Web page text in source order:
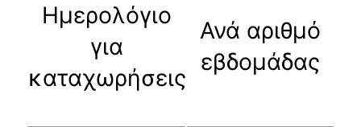
Ημερολόγιο
για
καταχωρήσεις
Ανά αριθμό
εβδομάδας